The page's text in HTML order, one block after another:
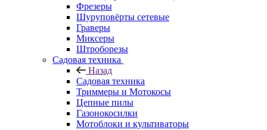
Фрезеры
Шуруповёрты сетевые
Граверы
Миксеры
Штроборезы
Садовая техника
Назад
Садовая техника
Триммеры и Мотокосы
Цепные пилы
Газонокосилки
Мотоблоки и культиваторы